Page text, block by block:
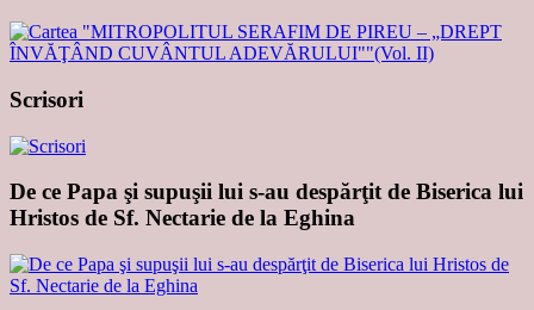
Scrisori
De ce Papa şi supuşii lui s-au despărţit de Biserica lui
Hristos de Sf. Nectarie de la Eghina